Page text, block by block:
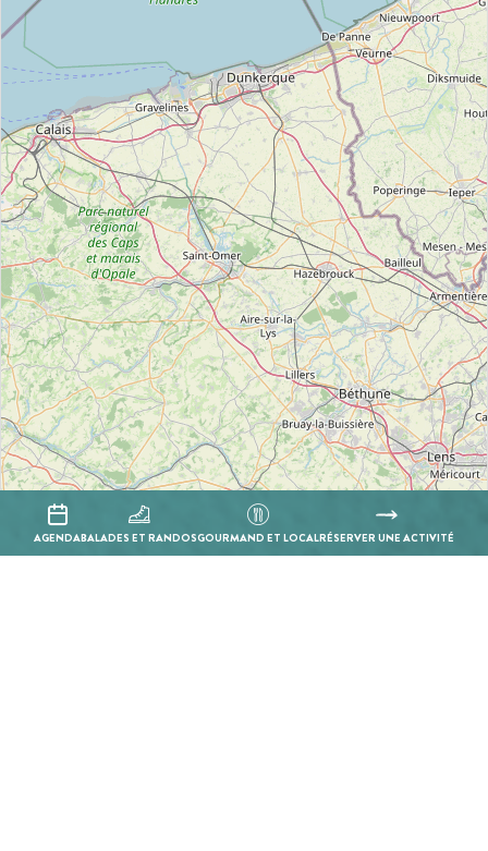
AGENDABALADES ET RANDOSGOURMAND ET LOCALRÉSERVER UNE ACTIVITÉ